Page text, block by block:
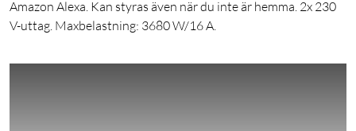
Amazon Alexa. Kan styras även när du inte är hemma. 2x 230
V-uttag. Maxbelastning: 3680 W/16 A.